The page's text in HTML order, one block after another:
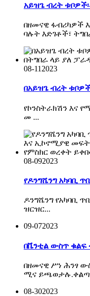
አይዝጌ ብረት
በዘመናዊ ፋብሪካዎች
ባሉት እድገቶች፣
08-11 2023
በአይዝጌ ብረት
የኮንስትራክሽን እና
መ ...
08-092023
የዶንግሼንግ አካባቢ
ዶንግሼንግ የአካባቢ
ዝርዝር...
09-072023
በቬንቲል ውስጥ ቁልፍ
በዘመናዊ ሥነ ሕንፃ
ሚና
08-302023